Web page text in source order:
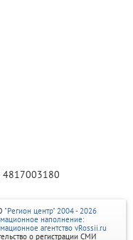
4817003180
"Регион центр" 2004 - 2026
наполнение:
агентство vRossii.ru
о регистрации СМИ